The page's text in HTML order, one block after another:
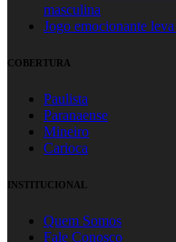
masculina
Jogo emocionante
COBERTURA
Paulista
Paranaense
Mineiro
Carioca
INSTITUCIONAL
Quem Somos
Fale Conosco